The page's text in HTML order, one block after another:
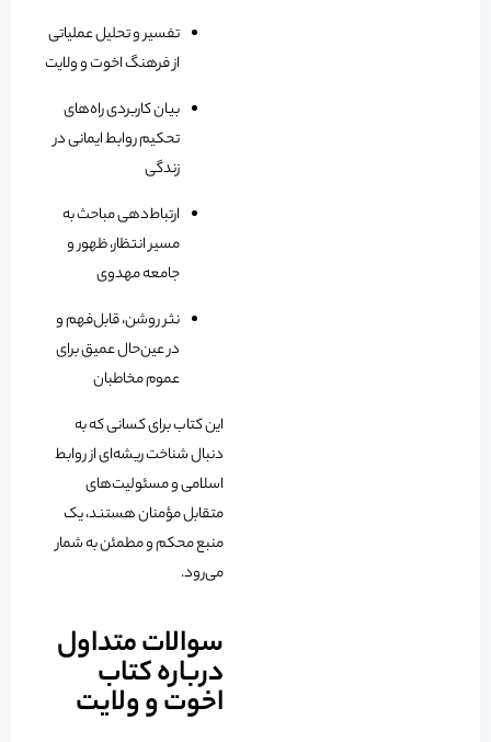
تفسیر و تحلیل عملیاتی
از فرهنگ اخوت و ولایت
بیان کاربردی راه‌های
تحکیم روابط ایمانی در
زندگی
ارتباط‌دهی مباحث به
مسیر انتظار، ظهور و
جامعه مهدوی
نثر روشن، قابل‌فهم و
در عین‌حال عمیق برای
عموم مخاطبان
این کتاب برای کسانی که به
دنبال شناخت ریشه‌ای از روابط
اسلامی و مسئولیت‌های
متقابل مؤمنان هستند، یک
منبع محکم و مطمئن به شمار
می‌رود.
سوالات متداول
درباره کتاب
اخوت و ولایت